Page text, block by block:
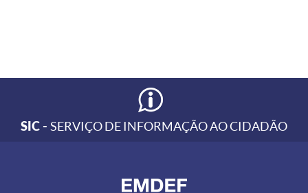
SIC - SERVIÇO DE INFORMAÇÃO AO CIDADÃO